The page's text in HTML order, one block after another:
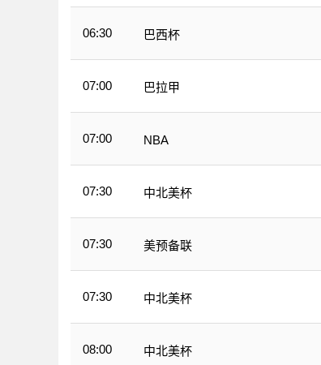
06:30 巴西杯
07:00 巴拉甲
07:00 NBA
07:30 中北美杯
07:30 美预备联
07:30 中北美杯
08:00 中北美杯